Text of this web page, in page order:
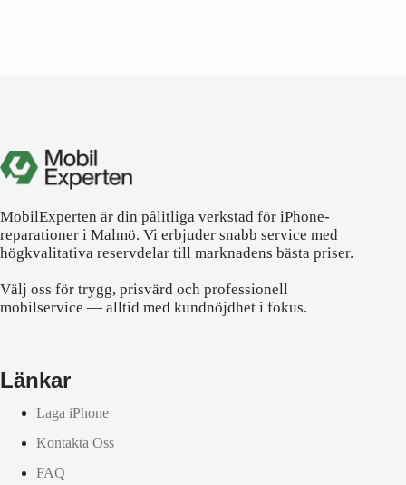
MobilExperten är din pålitliga verkstad för iPhone-
reparationer i Malmö. Vi erbjuder snabb service med
högkvalitativa reservdelar till marknadens bästa priser.
Välj oss för trygg, prisvärd och professionell
mobilservice — alltid med kundnöjdhet i fokus.
Länkar
Laga iPhone
Kontakta Oss
FAQ